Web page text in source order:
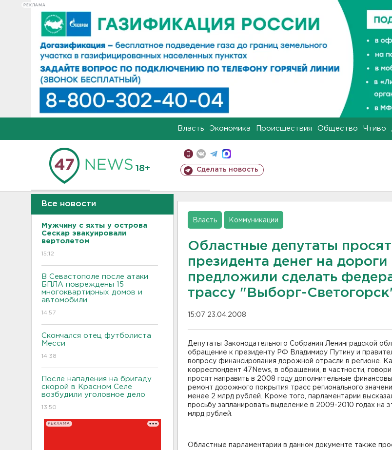
РЕКЛАМА
Власть Экономика Происшествия Общество Чтиво
18+ Сделать новость
Все новости
Мужчину с яхты у острова
Сескар эвакуировали
вертолетом
15:12
В Севастополе после атаки
БПЛА повреждены 15
многоквартирных домов и
автомобили
14:57
Скончался отец футболиста
Месси
14:38
После нападения на бригаду
скорой в Красном Селе
возбудили уголовное дело
13:50
РЕКЛАМА
Власть Коммуникации
Областные депутаты
президента денег на дороги
предложили сделать
трассу "Выборг-
15:07 23.04.2008
Депутаты Законодательного Собрания Ленинградской
обращение к президенту РФ Владимиру Путину и
вопросу финансирования дорожной отрасли в регионе.
корреспондент 47News, в обращении, в частности,
просят направить в 2008 году дополнительные
ремонт дорожного покрытия трасс регионального
менее 2 млрд рублей. Кроме того, парламентарии
просьбу запланировать выделение в 2009-2010 годах на
млрд рублей.
Областные парламентарии в данном документе также